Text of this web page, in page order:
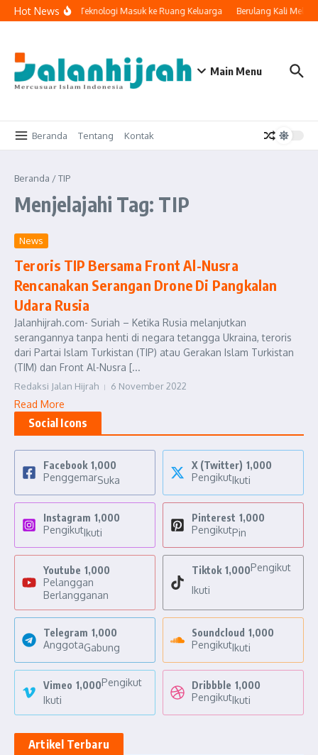
Lewati ke konten
Hot NewsKetika Teknologi Masuk ke Ruang Keluarga Berulang Kali
Main Menu
Beranda Tentang Kontak
Beranda /TIP
Menjelajahi Tag: TIP
News
Teroris TIP Bersama Front Al-Nusra
Rencanakan Serangan Drone Di Pangkalan
Udara Rusia
Jalanhijrah.com- Suriah – Ketika Rusia melanjutkan
serangannya tanpa henti di negara tetangga Ukraina, teroris
dari Partai Islam Turkistan (TIP) atau Gerakan Islam Turkistan
(TIM) dan Front Al-Nusra [...
Redaksi Jalan Hijrah 6 November 2022
Read More
Social Icons
Facebook 1,000
PenggemarSuka
X (Twitter) 1,000
PengikutIkuti
Instagram 1,000
PengikutIkuti
Pinterest 1,000
PengikutPin
Youtube 1,000
Pelanggan
Berlangganan
Tiktok 1,000Pengikut
Ikuti
Telegram 1,000
AnggotaGabung
Soundcloud 1,000
PengikutIkuti
Vimeo 1,000Pengikut
Ikuti
Dribbble 1,000
PengikutIkuti
Artikel Terbaru